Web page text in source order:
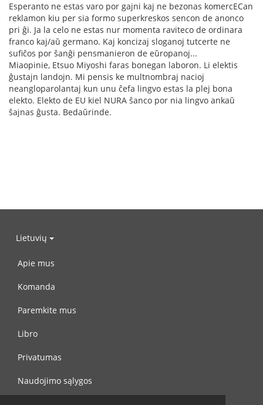
Esperanto ne estas varo por gajni kaj ne bezonas komercECan
reklamon kiu per sia formo superkreskos sencon de anonco
pri ĝi. Ja la celo ne estas nur momenta raviteco de ordinara
franco kaj/aŭ germano. Kaj koncizaj sloganoj tutcerte ne
sufiĉos por ŝanĝi pensmanieron de eŭropanoj...
Miaopinie, Etsuo Miyoshi faras bonegan laboron. Li elektis
ĝustajn landojn. Mi pensis ke multnombraj nacioj
neangloparolantaj kun unu ĉefa lingvo estas la plej bona
elekto. Elekto de EU kiel NURA ŝanco por nia lingvo ankaŭ
ŝajnas ĝusta. Bedaŭrinde.
Lietuvių
Apie mus
Komanda
Paremkite mus
Libro
Privatumas
Naudojimo sąlygos